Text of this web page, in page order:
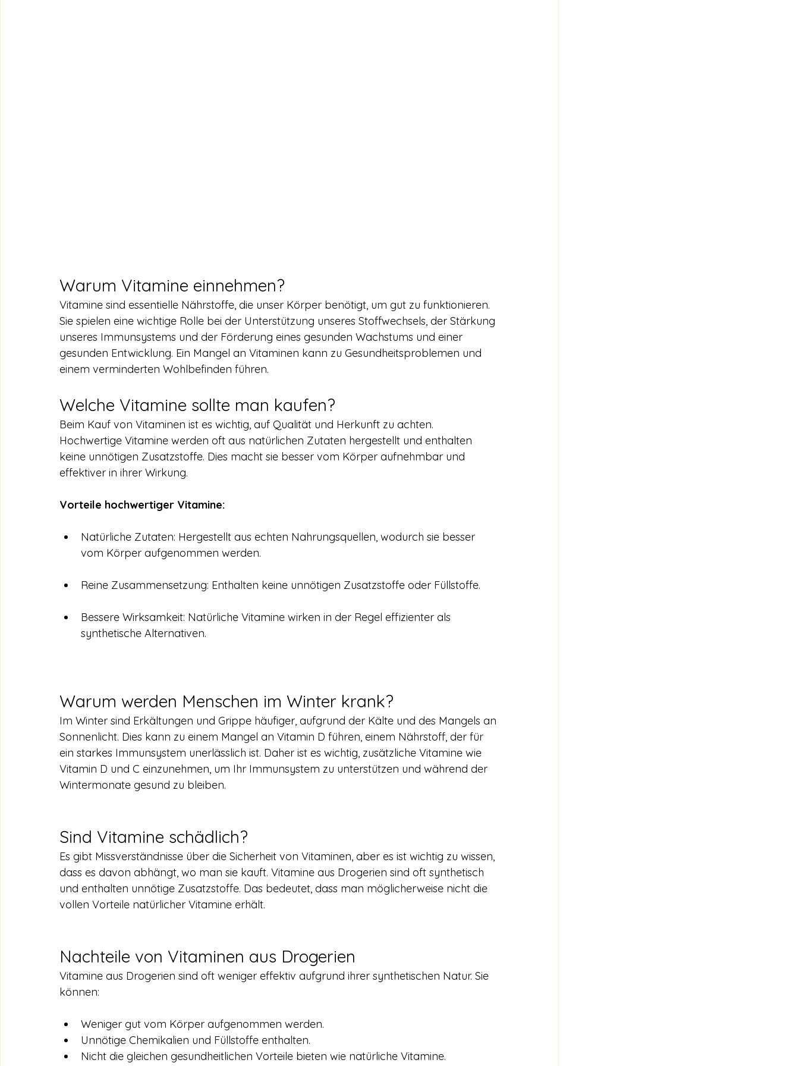
Warum Vitamine einnehmen?
Vitamine sind essentielle Nährstoffe, die unser Körper benötigt, um gut zu funktionieren.
Sie spielen eine wichtige Rolle bei der Unterstützung unseres Stoffwechsels, der Stärkung
unseres Immunsystems und der Förderung eines gesunden Wachstums und einer
gesunden Entwicklung. Ein Mangel an Vitaminen kann zu Gesundheitsproblemen und
einem verminderten Wohlbefinden führen.
Welche Vitamine sollte man kaufen?
Beim Kauf von Vitaminen ist es wichtig, auf Qualität und Herkunft zu achten.
Hochwertige Vitamine werden oft aus natürlichen Zutaten hergestellt und enthalten
keine unnötigen Zusatzstoffe. Dies macht sie besser vom Körper aufnehmbar und
effektiver in ihrer Wirkung.
Vorteile hochwertiger Vitamine:
Natürliche Zutaten: Hergestellt aus echten Nahrungsquellen, wodurch sie besser
vom Körper aufgenommen werden.
Reine Zusammensetzung: Enthalten keine unnötigen Zusatzstoffe oder Füllstoffe.
Bessere Wirksamkeit: Natürliche Vitamine wirken in der Regel effizienter als
synthetische Alternativen.
Warum werden Menschen im Winter krank?
Im Winter sind Erkältungen und Grippe häufiger, aufgrund der Kälte und des Mangels an
Sonnenlicht. Dies kann zu einem Mangel an Vitamin D führen, einem Nährstoff, der für
ein starkes Immunsystem unerlässlich ist. Daher ist es wichtig, zusätzliche Vitamine wie
Vitamin D und C einzunehmen, um Ihr Immunsystem zu unterstützen und während der
Wintermonate gesund zu bleiben.
Sind Vitamine schädlich?
Es gibt Missverständnisse über die Sicherheit von Vitaminen, aber es ist wichtig zu wissen,
dass es davon abhängt, wo man sie kauft. Vitamine aus Drogerien sind oft synthetisch
und enthalten unnötige Zusatzstoffe. Das bedeutet, dass man möglicherweise nicht die
vollen Vorteile natürlicher Vitamine erhält.
Nachteile von Vitaminen aus Drogerien
Vitamine aus Drogerien sind oft weniger effektiv aufgrund ihrer synthetischen Natur. Sie
können:
Weniger gut vom Körper aufgenommen werden.
Unnötige Chemikalien und Füllstoffe enthalten.
Nicht die gleichen gesundheitlichen Vorteile bieten wie natürliche Vitamine.